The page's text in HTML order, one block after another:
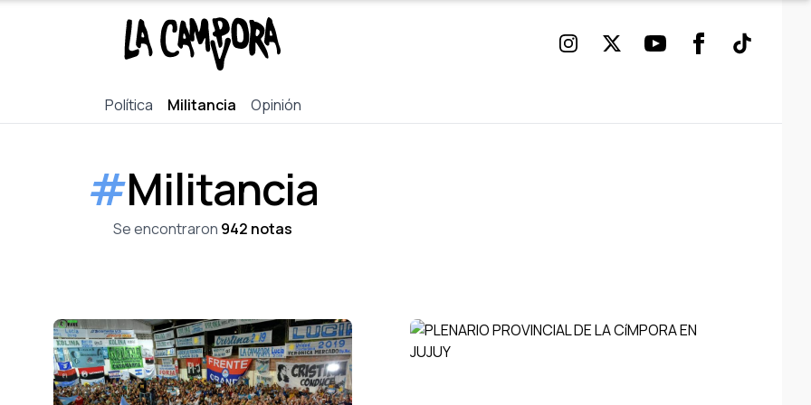
InstagramTwitterYoutubeFacebook
TikTok
Política Militancia Opinión
#Militancia
Se encontraron 942 notas